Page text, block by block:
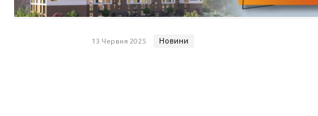
13 Червня 2025 Новини